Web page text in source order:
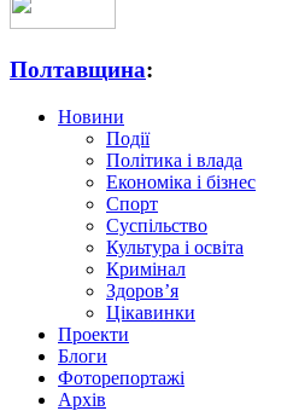
Полтавщина:
Новини
Події
Політика і влада
Економіка і бізнес
Спорт
Суспільство
Культура і освіта
Кримінал
Здоров’я
Цікавинки
Проекти
Блоги
Фоторепортажі
Архів